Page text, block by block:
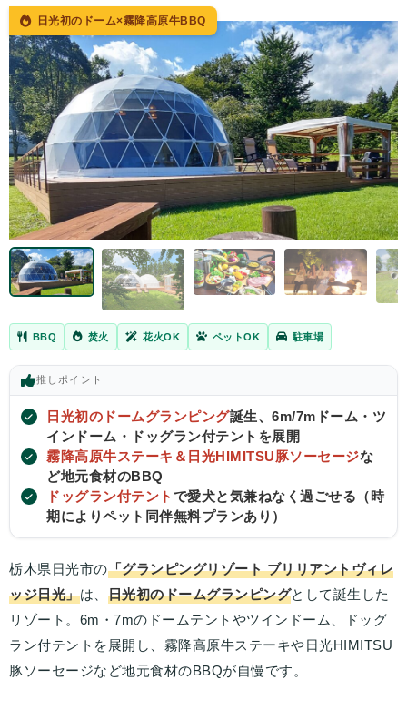
日光初のドーム×霧降高原牛BBQ
BBQ 焚火 花火OK ペットOK 駐車場
推し ポイント
日光初のドームグランピング誕生、6m/7mドーム・ツ
インドーム・ドッグラン付テントを展開
霧降高原牛ステーキ＆日光HIMITSU豚ソーセージな
ど地元食材のBBQ
ドッグラン付テント で愛犬と気兼ねなく過ごせる（時
期によりペット同伴無料プランあり）
栃木県日光市の「グランピングリゾート ブリリアントヴィレ
ッジ日光」は、 日光初のドームグランピングとして誕生した
リゾート。6m・7mのドームテントやツインドーム、ドッグ
ラン付テントを展開し、霧降高原牛ステーキや日光HIMITSU
豚ソーセージなど地元食材のBBQが自慢です。